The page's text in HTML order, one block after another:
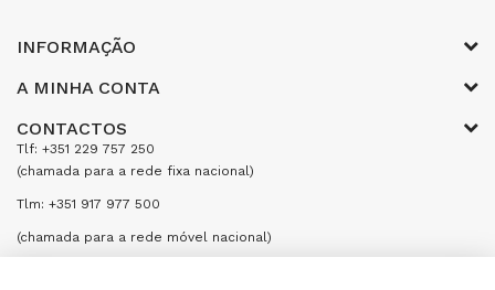
INFORMAÇÃO
A MINHA CONTA
CONTACTOS
Tlf: +351 229 757 250
(chamada para a rede fixa nacional)
Tlm: +351 917 977 500
(chamada para a rede móvel nacional)